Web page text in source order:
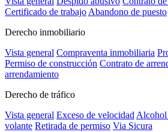
Certificado de trabajo Abandono de puesto
Derecho inmobiliario
Vista general Compraventa inmobiliaria
Permiso de construcción Contrato de
arrendamiento
Derecho de tráfico
Vista general Exceso de velocidad Alcohol
volante Retirada de permiso Via Sicura